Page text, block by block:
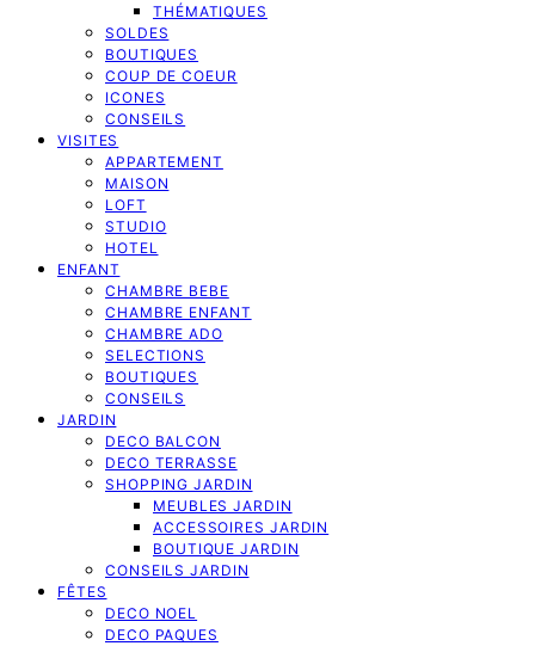
THÉMATIQUES
SOLDES
BOUTIQUES
COUP DE COEUR
ICONES
CONSEILS
VISITES
APPARTEMENT
MAISON
LOFT
STUDIO
HOTEL
ENFANT
CHAMBRE BEBE
CHAMBRE ENFANT
CHAMBRE ADO
SELECTIONS
BOUTIQUES
CONSEILS
JARDIN
DECO BALCON
DECO TERRASSE
SHOPPING JARDIN
MEUBLES JARDIN
ACCESSOIRES JARDIN
BOUTIQUE JARDIN
CONSEILS JARDIN
FÊTES
DECO NOEL
DECO PAQUES